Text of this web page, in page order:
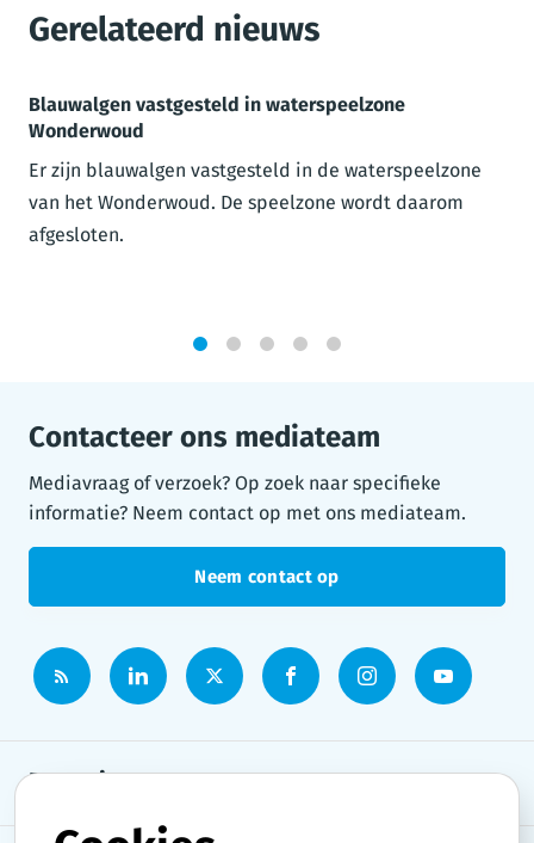
Gerelateerd nieuws
Blauwalgen vastgesteld in waterspeelzone
Wonderwoud
Er zijn blauwalgen vastgesteld in de waterspeelzone
van het Wonderwoud. De speelzone wordt daarom
afgesloten.
Contacteer ons mediateam
Mediavraag of verzoek? Op zoek naar specifieke
informatie? Neem contact op met ons mediateam.
Neem contact op
Persruimte